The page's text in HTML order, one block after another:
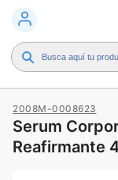
2008M-0008623
Serum
Reafirmante